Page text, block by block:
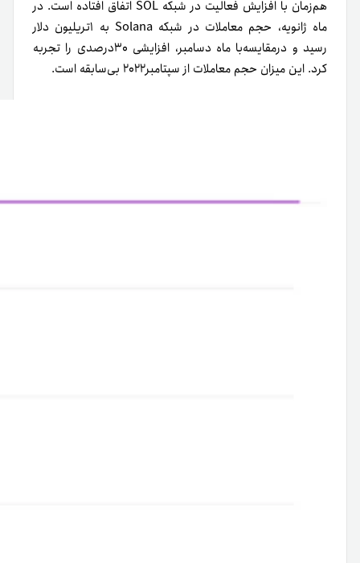
هم‌زمان با افزایش فعالیت در شبکه SOL اتفاق افتاده است. در
ماه ژانویه، حجم معاملات در شبکه Solana به ۱تریلیون دلار
رسید و در‌مقایسه‌با ماه دسامبر، افزایشی ۳۰درصدی را تجربه
کرد. این میزان حجم معاملات از سپتامبر۲۰۲۲ بی‌سابقه است.